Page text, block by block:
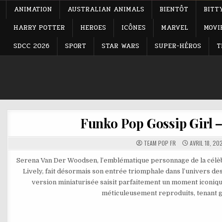
ANIMATION AUSTRALIAN ANIMALS BIENTÔT
HARRY POTTER
HEROES ICÔNES MARVEL
SDCC 2026
SPORT STAR WARS SUPER-HÉROS
Funko Pop Gossip Girl
TEAM POP FR AVRIL 18,
Serena Van Der Woodsen, l’emblématique personnage de la
Lively, fait désormais son entrée triomphale dans l’univers
version miniaturisée saisit parfaitement un moment
méticuleusement reproduits, tenant